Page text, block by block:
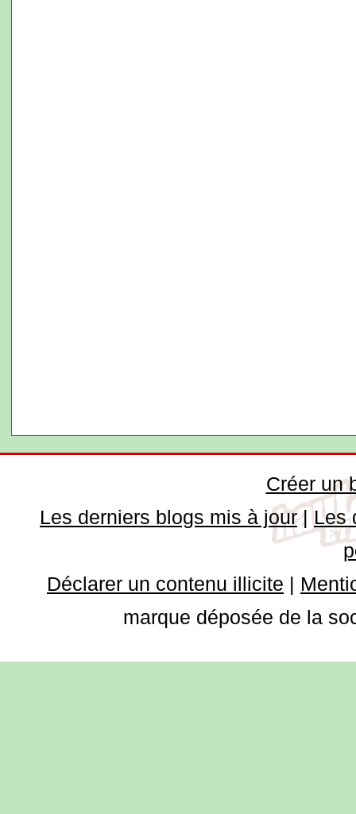
Créer un
Les derniers blogs mis à jour|Les
Déclarer un contenu illicite |
marque déposée de la